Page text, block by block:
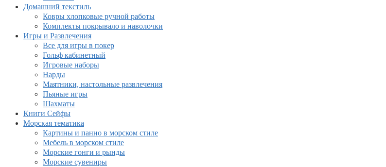
Домашний текстиль
Ковры хлопковые ручной работы
Комплекты покрывало и наволочки
Игры и Развлечения
Все для игры в покер
Гольф кабинетный
Игровые наборы
Нарды
Маятники, настольные развлечения
Пьяные игры
Шахматы
Книги Сейфы
Морская тематика
Картины и панно в морском стиле
Мебель в морском стиле
Морские гонги и рынды
Морские сувениры